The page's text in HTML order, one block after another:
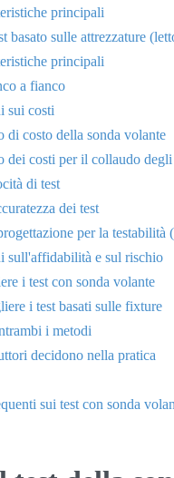
principali
basato sulle attrezzature
principali
a fianco
sui costi
di costo della sonda volante
dei costi per il collaudo degli
di test
dei test
per la testabilità
sull'affidabilità e sul rischio
i test con sonda volante
i test basati sulle fixture
i metodi
decidono nella pratica
sui test con sonda